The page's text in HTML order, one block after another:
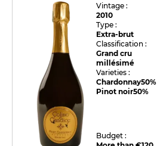
Vintage :
2010
Type :
Extra-brut
Classification :
Grand cru
millésimé
Varieties :
Chardonnay50%
Pinot noir50%
Budget :